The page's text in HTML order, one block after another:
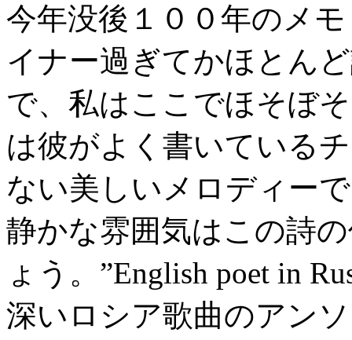
今年没後１００年のメ
イナー過ぎてかほとん
で、私はここでほそぼ
は彼がよく書いている
ない美しいメロディー
静かな雰囲気はこの詩
ょう。”English poet in
深いロシア歌曲のアン